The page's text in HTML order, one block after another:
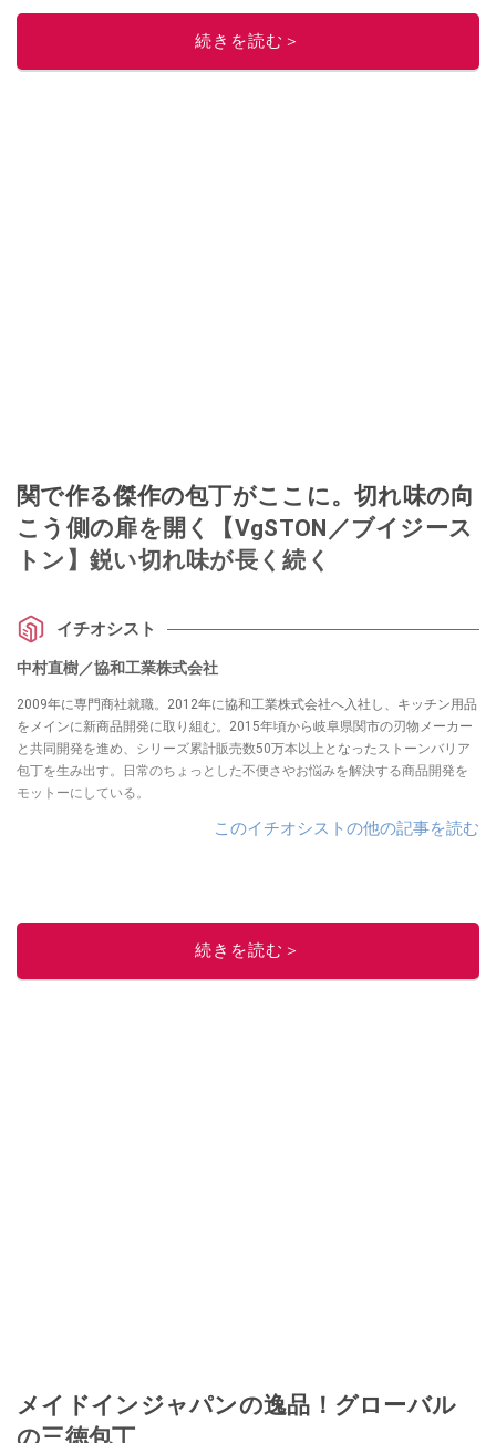
ニュースでフォローしてください！
このイチオシストの他の記事を読む
続きを読む＞
関で作る傑作の包丁がここに。切れ味の向
こう側の扉を開く【VgSTON／ブイジース
トン】鋭い切れ味が長く続く
イチオシスト
中村直樹／協和工業株式会社
2009年に専門商社就職。2012年に協和工業株式会社へ入社し、キッチン用品
をメインに新商品開発に取り組む。2015年頃から岐阜県関市の刃物メーカー
と共同開発を進め、シリーズ累計販売数50万本以上となったストーンバリア
包丁を生み出す。日常のちょっとした不便さやお悩みを解決する商品開発を
モットーにしている。
このイチオシストの他の記事を読む
続きを読む＞
メイドインジャパンの逸品！グローバル
の三徳包丁